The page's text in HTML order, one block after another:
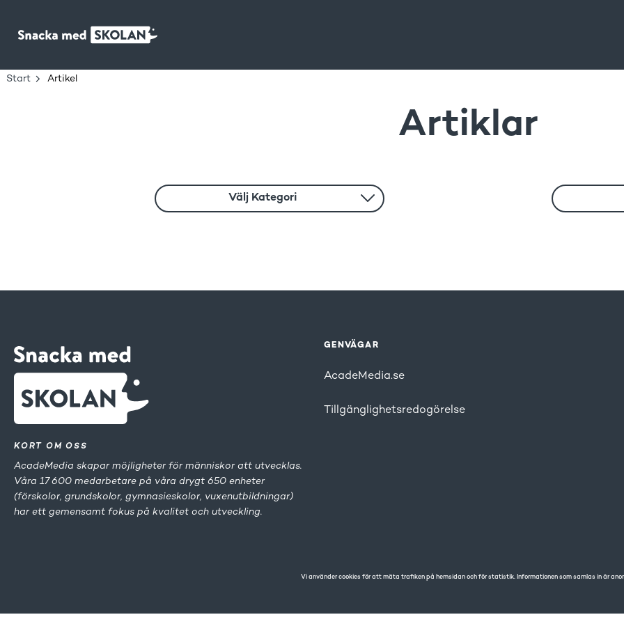
Main Navigation
Start Artikel
Artiklar
Välj Kategori
KORT OM OSS
AcadeMedia skapar möjligheter för människor att utvecklas.
Våra 17 600 medarbetare på våra drygt 650 enheter
(förskolor, grundskolor, gymnasieskolor, vuxenutbildningar)
har ett gemensamt fokus på kvalitet och utveckling.
GENVÄGAR
AcadeMedia.se
Tillgänglighetsredogörelse
Vi använder cookies för att mäta trafiken på hemsidan och för statistik. Informationen som samlas in är